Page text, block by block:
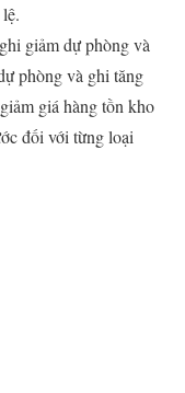
giảm dự phòng và
phòng và ghi tăng
giá hàng tồn kho
đối với từng loại